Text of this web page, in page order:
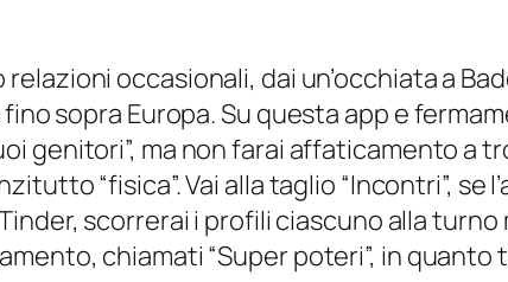
occasionali, dai un’occhiata a
sopra Europa. Su questa app e
genitori”, ma non farai affaticamento a
“fisica”. Vai alla taglio “Incontri”,
scorrerai i profili ciascuno alla
chiamati “Super poteri”, in